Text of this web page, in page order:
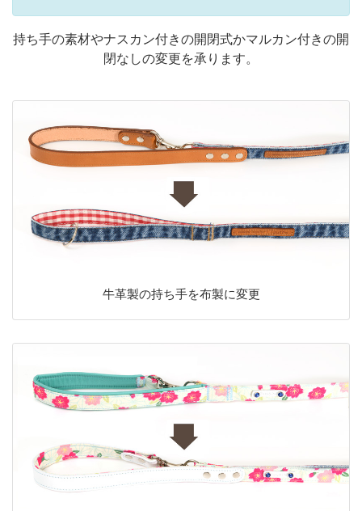
持ち手の素材やナスカン付きの開閉式かマルカン付きの開
閉なしの変更を承ります。
牛革製の持ち手を布製に変更